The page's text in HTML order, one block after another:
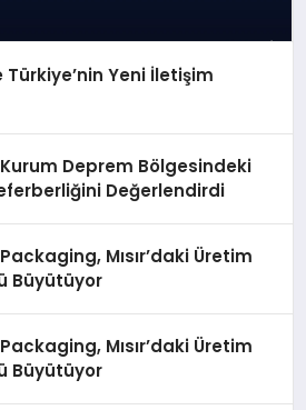
Türkiye’nin Yeni İletişim
Deprem Bölgesindeki
Değerlendirdi
Mısır’daki Üretim
Büyütüyor
Mısır’daki Üretim
Büyütüyor